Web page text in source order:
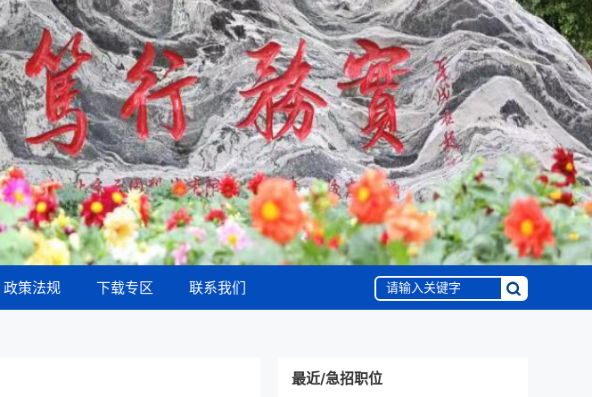
政策法规 下载专区 联系我们
最近/急招职位